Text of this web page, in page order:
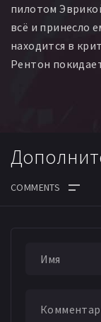
пилотом
всё и принесло
находится в
Рентон
оказывается на